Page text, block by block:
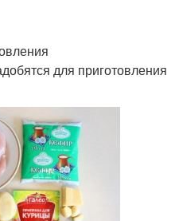
для приготовления